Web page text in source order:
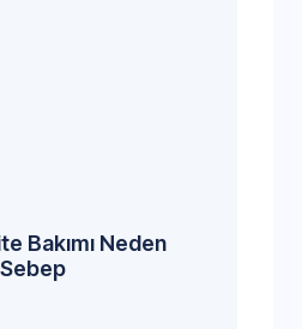
Bakımı Neden